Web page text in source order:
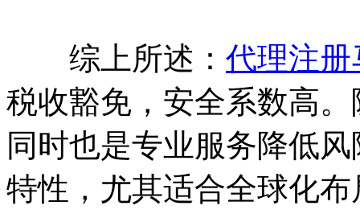
综上所述： 代理注
税收豁免，安全系数高
同时也是专业服务降低
特性，尤其适合全球化